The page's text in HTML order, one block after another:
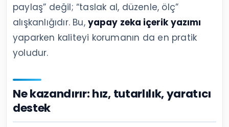
paylaş” değil; “taslak al, düzenle, ölç”
alışkanlığıdır. Bu,yapay zeka içerik yazımı
yaparken kaliteyi korumanın da en pratik
yoludur.
Ne kazandırır: hız, tutarlılık, yaratıcı
destek